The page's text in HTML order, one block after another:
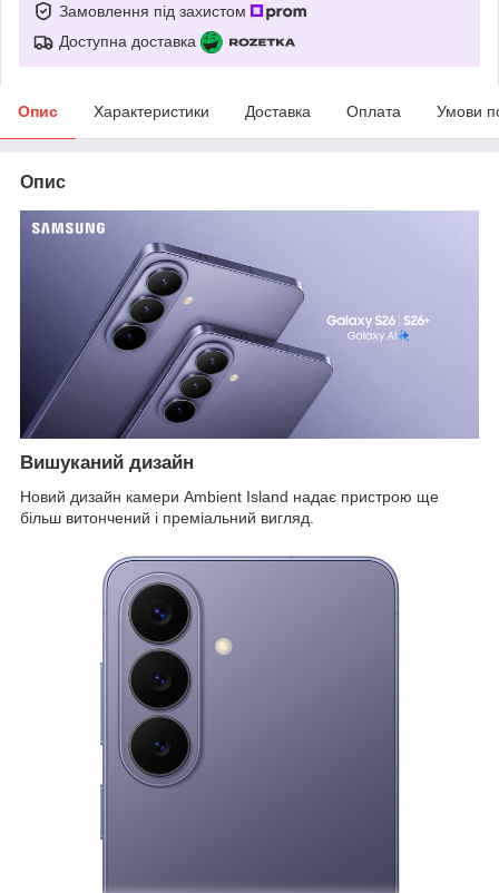
Замовлення під захистом
Доступна доставка
Опис Характеристики Доставка Оплата Умови
Опис
Вишуканий дизайн
Новий дизайн камери Ambient Island надає пристрою ще
більш витончений і преміальний вигляд.